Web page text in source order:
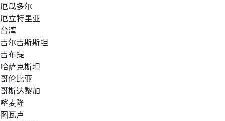
厄瓜多尔
厄立特里亚
台湾
吉尔吉斯斯坦
吉布提
哈萨克斯坦
哥伦比亚
哥斯达黎加
喀麦隆
图瓦卢